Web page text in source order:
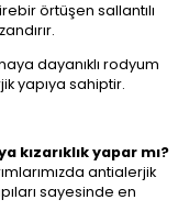
örtüşen sallantılı
dayanıklı rodyum
yapıya sahiptir.
kızarıklık yapar mı?
antialerjik
sayesinde en